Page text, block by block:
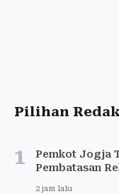
Pilihan
1
Pemkot Jogja
Pembatasan
2 jam lalu